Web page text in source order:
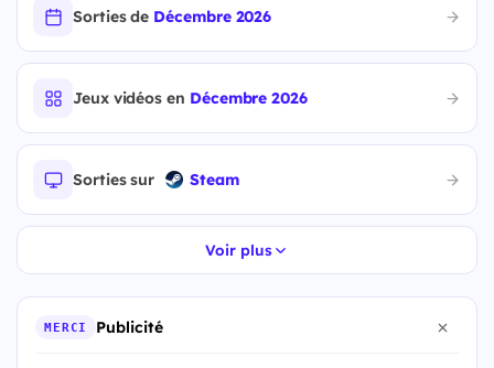
Sorties de Décembre 2026
Jeux vidéos en Décembre 2026
Sorties sur Steam
Voir plus
MERCI Publicité